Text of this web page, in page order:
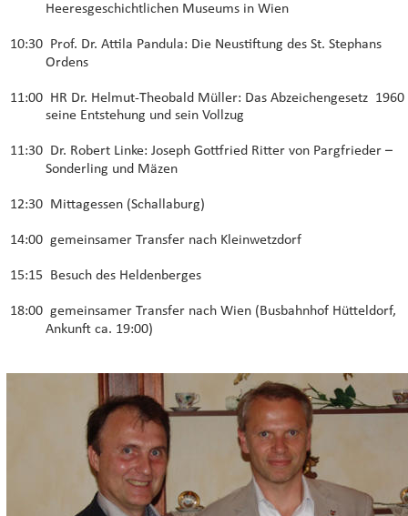
Heeresgeschichtlichen Museums in Wien
10:30  Prof. Dr. Attila Pandula: Die Neustiftung des St. Stephans
Ordens
11:00  HR Dr. Helmut-Theobald Müller: Das Abzeichengesetz  1960
seine Entstehung und sein Vollzug
11:30  Dr. Robert Linke: Joseph Gottfried Ritter von Pargfrieder –
Sonderling und Mäzen
12:30  Mittagessen (Schallaburg)
14:00  gemeinsamer Transfer nach Kleinwetzdorf
15:15  Besuch des Heldenberges
18:00  gemeinsamer Transfer nach Wien (Busbahnhof Hütteldorf,
Ankunft ca. 19:00)